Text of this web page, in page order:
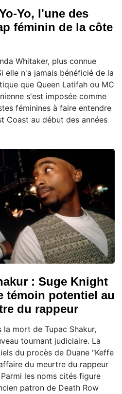
Yo, l'une des
féminin de la côte
Whitaker, plus connue
elle n'a jamais bénéficié de la
que Queen Latifah ou MC
s'est imposée comme
féminines à faire entendre
Coast au début des années
: Suge Knight
témoin potentiel au
du rappeur
la mort de Tupac Shakur,
tournant judiciaire. La
du procès de Duane "Keffe
du meurtre du rappeur
les noms cités figure
patron de Death Row